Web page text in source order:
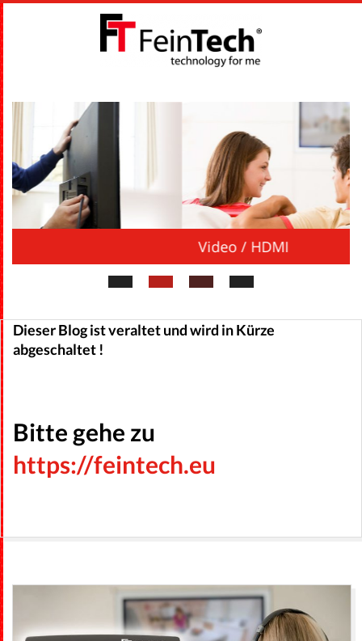
Skip
to
content
F
E
I
N
T
E
C
Dieser Blog ist veraltet und wird in Kürze
abgeschaltet !
Bitte gehe zu
https://feintech.eu